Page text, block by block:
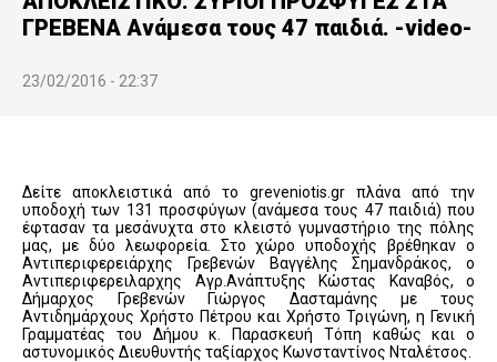
ΓΡΕΒΕΝΑ Ανάμεσα τους 47 παιδιά. -video-
23/02/2016 - 22:37
Δείτε αποκλειστικά από το greveniotis.gr πλάνα από την
υποδοχή των 131 προσφύγων (ανάμεσα τους 47 παιδιά) που
έφτασαν τα μεσάνυχτα στο κλειστό γυμναστήριο της πόλης
μας, με δύο λεωφορεία. Στο χώρο υποδοχής βρέθηκαν ο
Αντιπεριφερειάρχης Γρεβενών Βαγγέλης Σημανδράκος, ο
Αντιπεριφερειλαρχης Αγρ.Ανάπτυξης Κώστας Καναβός, ο
Δήμαρχος Γρεβενών Γιώργος Δασταμάνης με τους
Αντιδημάρχους Χρήστο Πέτρου και Χρήστο Τριγώνη, η Γενική
Γραμματέας του Δήμου κ. Παρασκευή Τόπη καθώς και ο
αστυνομικός Διευθυντής ταξίαρχος Κωνσταντίνος Νταλέτσος.